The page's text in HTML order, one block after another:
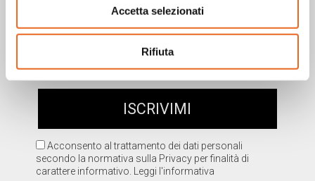
Accetta selezionati
Rifiuta
Acconsento al trattamento dei dati personali
secondo la normativa sulla Privacy per finalità di
carattere informativo. Leggi l'informativa